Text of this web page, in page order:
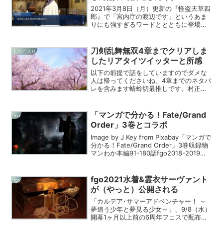
2021年3月8日（月）更新の『怪盗天草四
郎』で「宮内庁の渡辺です」というあま
りにも強すぎるワードととともに登場
でライダー・黒縄地獄な頼光さん無双。
そして傍ら金時と綱。
お気に入り
刀剣乱舞無双4章までクリアしま
したリアタイツイッターと所感
以下の前提で話をしていますのでダメな
人は帰ってくださいね。4章までのネタバ
レを含みます蜻蛉切最推しです。村正派
OROCHI2シリーズ、3プレイ済み三國無
双6、7、8（猛...
fgo
「マンガで分かる！Fate/Grand
Order」3巻とコラボ
Image by J Key from Pixabay「マンガで
分かる！Fate/Grand Order」3巻収録物
マンわか本編91-180話fgo2018-2019冬
浮...
fgo
fgo2021水着&霊衣サーヴァント
が（やっと）公開される
「カルデア･サマーアドベンチャー！ ～
夢追う少年と夢見る少女～」、9/8（水）
開幕1ヶ月以上前の6周年フェスで配布の